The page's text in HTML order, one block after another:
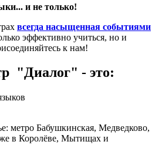
и не только!
всегда насыщенная событиями
эффективно учиться, но и
к нам!
"Диалог" - это:
метро Бабушкинская, Медведково,
в Королёве, Мытищах и